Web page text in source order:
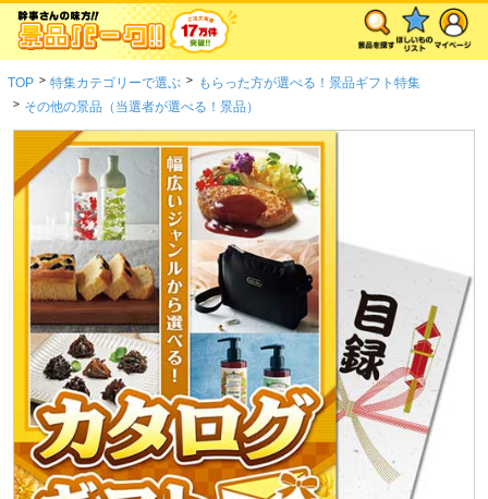
TOP > 特集カテゴリーで選ぶ > もらった方が選べる！景品ギフト特集
> その他の景品（当選者が選べる！景品）